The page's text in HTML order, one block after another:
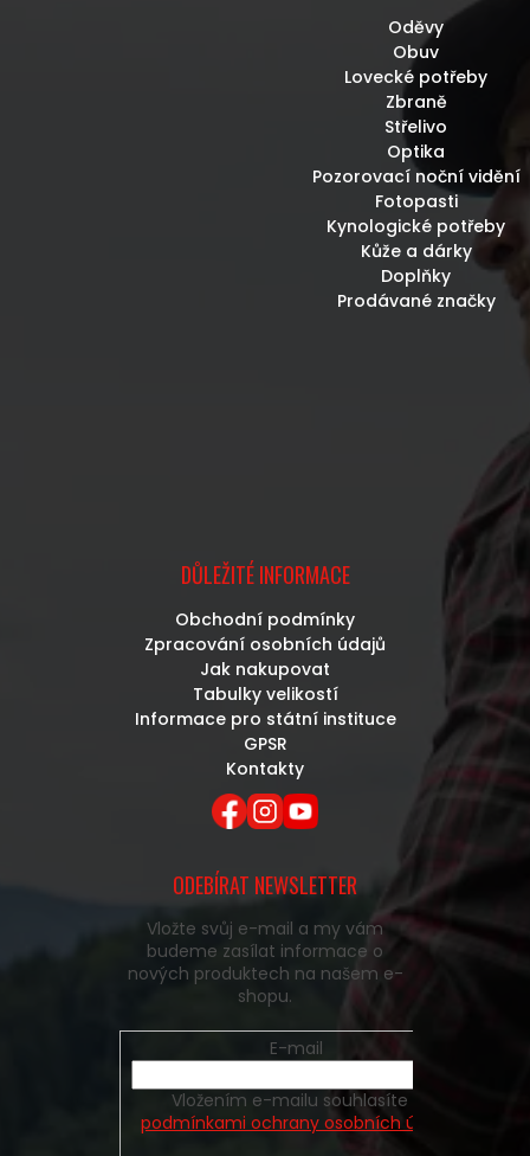
Oděvy
Obuv
Lovecké potřeby
Zbraně
Střelivo
Optika
Pozorovací noční vidění
Fotopasti
Kynologické potřeby
Kůže a dárky
Doplňky
Prodávané značky
DŮLEŽITÉ INFORMACE
Obchodní podmínky
Zpracování osobních údajů
Jak nakupovat
Tabulky velikostí
Informace pro státní instituce
GPSR
Kontakty
ODEBÍRAT NEWSLETTER
Vložte svůj e-mail a my vám
budeme zasílat informace o
nových produktech na našem e-
shopu.
E-mail
podmínkami ochrany osobních údajů